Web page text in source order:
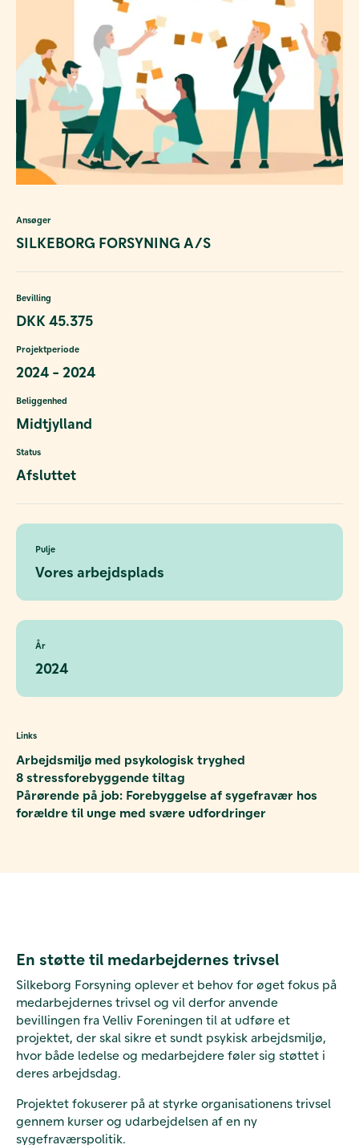
Ansøger
SILKEBORG FORSYNING A/S
Bevilling
DKK 45.375
Projektperiode
2024 - 2024
Beliggenhed
Midtjylland
Status
Afsluttet
Pulje
Vores arbejdsplads
År
2024
Links
Arbejdsmiljø med psykologisk tryghed
8 stressforebyggende tiltag
Pårørende på job: Forebyggelse af sygefravær hos
forældre til unge med svære udfordringer
En støtte til medarbejdernes trivsel
Silkeborg Forsyning oplever et behov for øget fokus på
medarbejdernes trivsel og vil derfor anvende
bevillingen fra Velliv Foreningen til at udføre et
projektet, der skal sikre et sundt psykisk arbejdsmiljø,
hvor både ledelse og medarbejdere føler sig støttet i
deres arbejdsdag.
Projektet fokuserer på at styrke organisationens trivsel
gennem kurser og udarbejdelsen af en ny
sygefraværspolitik.